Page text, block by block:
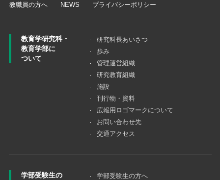
教職員の方へ
NEWS プライバシーポリシー
教育学研究科・
教育学部に
ついて
研究科長あいさつ
歩み
管理運営組織
研究教育組織
施設
刊行物・資料
広報用ロゴマークについて
お問い合わせ先
交通アクセス
学部受験生の
学部受験生の方へ